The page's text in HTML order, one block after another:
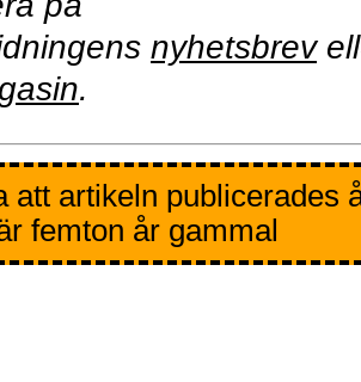
nyhetsbrev
.
att artikeln publicerades
femton år gammal